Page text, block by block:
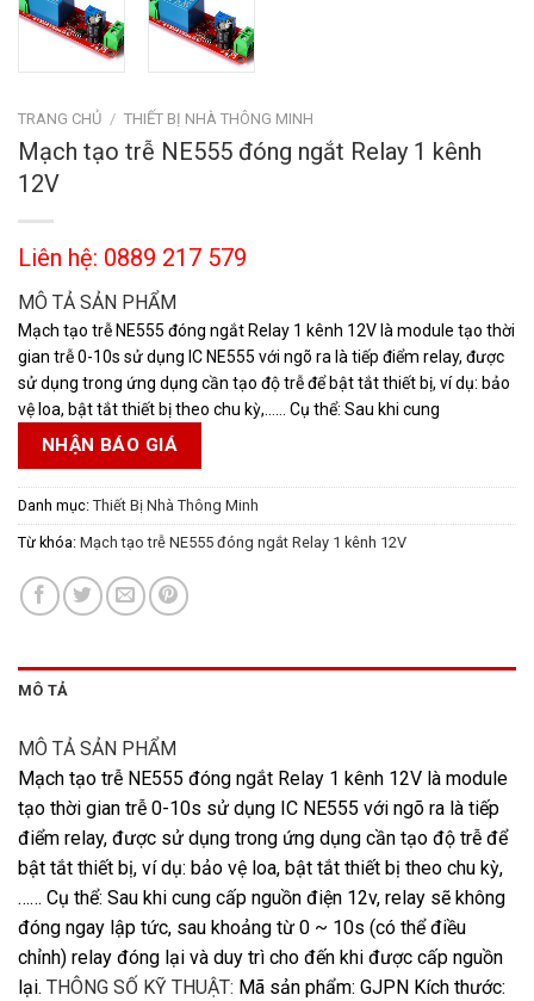
TRANG CHỦ / THIẾT BỊ NHÀ THÔNG MINH
Mạch tạo trễ NE555 đóng ngắt Relay 1 kênh
12V
Liên hệ: 0889 217 579
MÔ TẢ SẢN PHẨM
Mạch tạo trễ NE555 đóng ngắt Relay 1 kênh 12V là module tạo thời
gian trễ 0-10s sử dụng IC NE555 với ngõ ra là tiếp điểm relay, được
sử dụng trong ứng dụng cần tạo độ trễ để bật tắt thiết bị, ví dụ: bảo
vệ loa, bật tắt thiết bị theo chu kỳ,…… Cụ thể: Sau khi cung
NHẬN BÁO GIÁ
Danh mục: Thiết Bị Nhà Thông Minh
Từ khóa: Mạch tạo trễ NE555 đóng ngắt Relay 1 kênh 12V
MÔ TẢ
MÔ TẢ SẢN PHẨM
Mạch tạo trễ NE555 đóng ngắt Relay 1 kênh 12V là module
tạo thời gian trễ 0-10s sử dụng IC NE555 với ngõ ra là tiếp
điểm relay, được sử dụng trong ứng dụng cần tạo độ trễ để
bật tắt thiết bị, ví dụ: bảo vệ loa, bật tắt thiết bị theo chu kỳ,
…… Cụ thể: Sau khi cung cấp nguồn điện 12v, relay sẽ không
đóng ngay lập tức, sau khoảng từ 0 ~ 10s (có thể điều
chỉnh) relay đóng lại và duy trì cho đến khi được cấp nguồn
lại. THÔNG SỐ KỸ THUẬT: Mã sản phẩm: GJPN Kích thước: